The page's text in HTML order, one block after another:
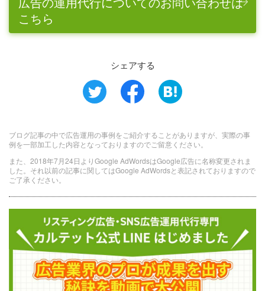
こちら
シェアする
ブログ記事の中で広告運用の事例をご紹介することがありますが、実際の事
例を一部加工した内容となっておりますのでご留意ください。
また、2018年7月24日よりGoogle AdWordsはGoogle広告に名称変更されま
した。それ以前の記事に関してはGoogle AdWordsと表記されておりますので
ご了承ください。